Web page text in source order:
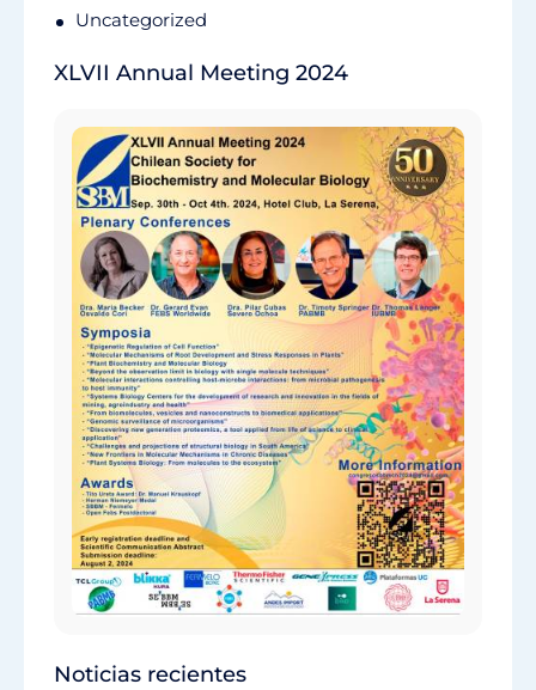
Uncategorized
XLVII Annual Meeting 2024
Noticias recientes